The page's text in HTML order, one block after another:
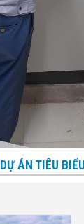
DỰ ÁN TIÊU BIỂU